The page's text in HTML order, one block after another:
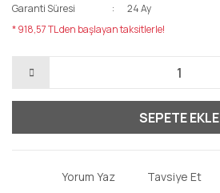
Garanti Süresi
24 Ay
* 918,57 TL den başlayan taksitlerle!
SEPETE EKLE
Yorum Yaz
Tavsiye Et